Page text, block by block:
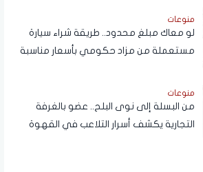
منوعات
لو معاك مبلغ محدود.. طريقة شراء سيارة
مستعملة من مزاد حكومي بأسعار مناسبة
منوعات
من البسلة إلى نوى البلح.. عضو بالغرفة
التجارية يكشف أسرار التلاعب في القهوة